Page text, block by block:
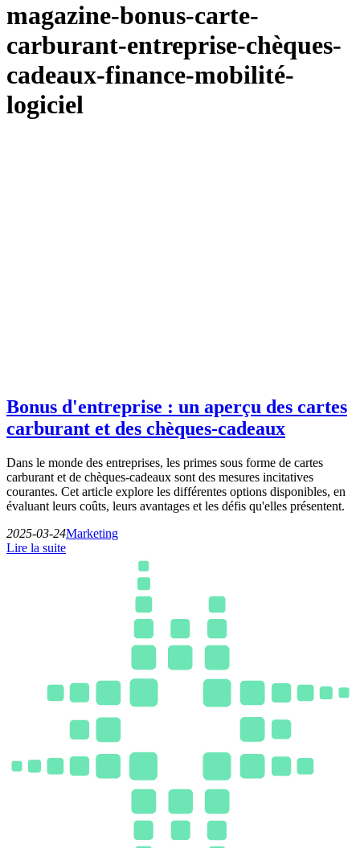
magazine-bonus-carte-
carburant-entreprise-chèques-
cadeaux-finance-mobilité-
logiciel
Bonus d'entreprise : un aperçu des cartes
carburant et des chèques-cadeaux
Dans le monde des entreprises, les primes sous forme de cartes
carburant et de chèques-cadeaux sont des mesures incitatives
courantes. Cet article explore les différentes options disponibles, en
évaluant leurs coûts, leurs avantages et les défis qu'elles présentent.
2025-03-24Marketing
Lire la suite